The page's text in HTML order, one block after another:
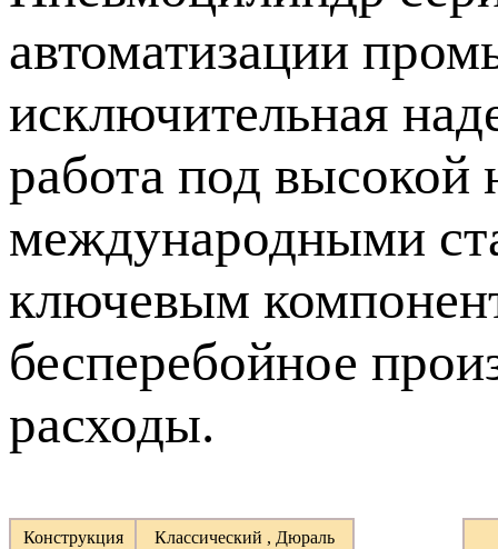
автоматизации
исключительная
работа под высокой
международными
ключевым
бесперебойное
расходы.
Конструкция
Классический , Дюраль